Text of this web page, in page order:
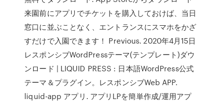
来園前にアプリでチケットを購入しておけば、当日
窓口に並ぶことなく、エントランスにスマホをかざ
すだけで入園できます！ Previous. 2020年4月15日
レスポンシブWordPressテーマ(テンプレート)ダウ
ンロード | LIQUID PRESS : 日本語WordPress公式
テーマ＆プラグイン。レスポンシブWeb APP.
liquid-app アプリ. アプリLPを簡単作成/運用アプ